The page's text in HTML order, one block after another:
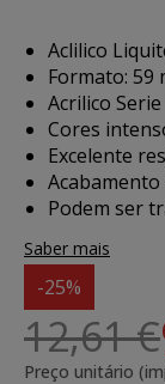
Aclilico
Formato: 59
Acrilico
Cores
Excelente
Podem ser
Saber mais
-25%
12,61 €
Preço unitário